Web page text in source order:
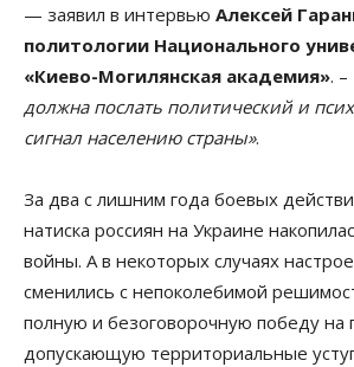
— заявил в интервью Алексей
политологии Национального
«Киево-Могилянская академия». –
должна послать политический и
сигнал населению страны».
За два с лишним года боевых
натиска россиян на Украине
войны. А в некоторых случаях
сменились с непоколебимой
полную и безоговорочную победу на
допускающую территориальные